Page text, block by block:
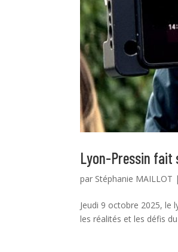
Lyon-Pressin fait
par Stéphanie MAILLOT |
Jeudi 9 octobre 2025, le
les réalités et les défis